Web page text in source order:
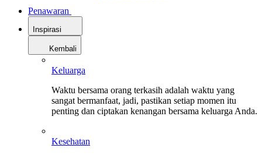
Penawaran
Inspirasi
Kembali
Keluarga
Waktu bersama orang terkasih adalah waktu yang
sangat bermanfaat, jadi, pastikan setiap momen itu
penting dan ciptakan kenangan bersama keluarga Anda.
Kesehatan